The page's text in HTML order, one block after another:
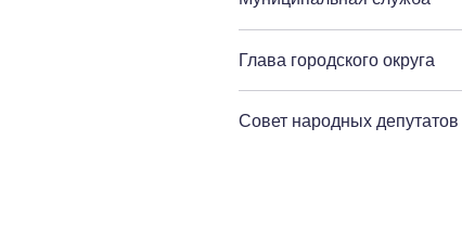
Глава городского округа
Совет народных депутатов